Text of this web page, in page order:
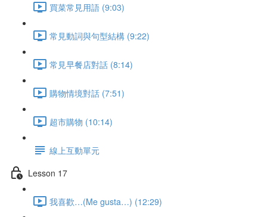
買菜常見用語 (9:03)
常見動詞與句型結構 (9:22)
常見早餐店對話 (8:14)
購物情境對話 (7:51)
超市購物 (10:14)
線上互動單元
Lesson 17
我喜歡…(Me gusta…) (12:29)